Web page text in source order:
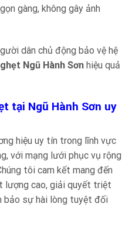
gàng, không gây ảnh
dân chủ động bảo vệ hệ
Ngũ Hành Sơn hiệu quả
tại Ngũ Hành Sơn uy
hiệu uy tín trong lĩnh vực
với mạng lưới phục vụ rộng
tôi cam kết mang đến
lượng cao, giải quyết triệt
bảo sự hài lòng tuyệt đối